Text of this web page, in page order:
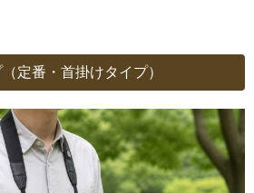
定番・首掛けタイプ）